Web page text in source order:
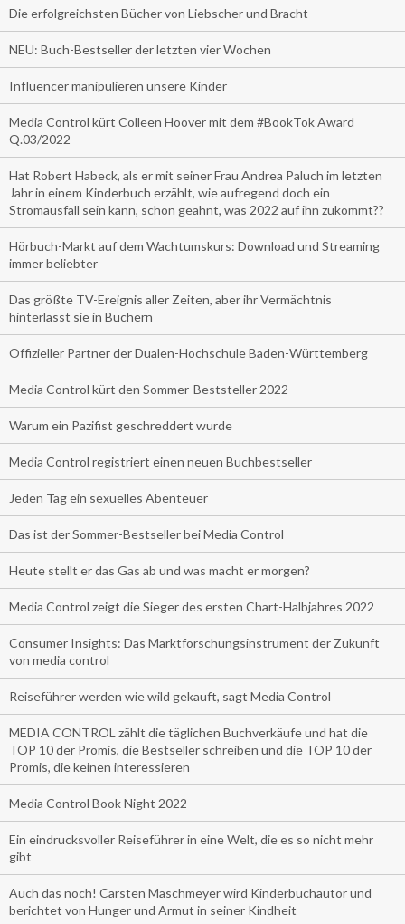
Die erfolgreichsten Bücher von Liebscher und Bracht
NEU: Buch-Bestseller der letzten vier Wochen
Influencer manipulieren unsere Kinder
Media Control kürt Colleen Hoover mit dem #BookTok Award
Q.03/2022
Hat Robert Habeck, als er mit seiner Frau Andrea Paluch im letzten
Jahr in einem Kinderbuch erzählt, wie aufregend doch ein
Stromausfall sein kann, schon geahnt, was 2022 auf ihn zukommt??
Hörbuch-Markt auf dem Wachtumskurs: Download und Streaming
immer beliebter
Das größte TV-Ereignis aller Zeiten, aber ihr Vermächtnis
hinterlässt sie in Büchern
Offizieller Partner der Dualen-Hochschule Baden-Württemberg
Media Control kürt den Sommer-Beststeller 2022
Warum ein Pazifist geschreddert wurde
Media Control registriert einen neuen Buchbestseller
Jeden Tag ein sexuelles Abenteuer
Das ist der Sommer-Bestseller bei Media Control
Heute stellt er das Gas ab und was macht er morgen?
Media Control zeigt die Sieger des ersten Chart-Halbjahres 2022
Consumer Insights: Das Marktforschungsinstrument der Zukunft
von media control
Reiseführer werden wie wild gekauft, sagt Media Control
MEDIA CONTROL zählt die täglichen Buchverkäufe und hat die
TOP 10 der Promis, die Bestseller schreiben und die TOP 10 der
Promis, die keinen interessieren
Media Control Book Night 2022
Ein eindrucksvoller Reiseführer in eine Welt, die es so nicht mehr
gibt
Auch das noch! Carsten Maschmeyer wird Kinderbuchautor und
berichtet von Hunger und Armut in seiner Kindheit